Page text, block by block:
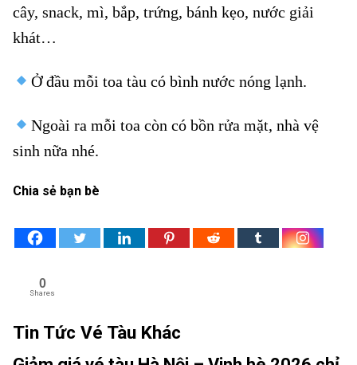
cây, snack, mì, bắp, trứng, bánh kẹo, nước giải
khát…
Ở đầu mỗi toa tàu có bình nước nóng lạnh.
Ngoài ra mỗi toa còn có bồn rửa mặt, nhà vệ
sinh nữa nhé.
Chia sẻ bạn bè
0
Shares
Tin Tức Vé Tàu Khác